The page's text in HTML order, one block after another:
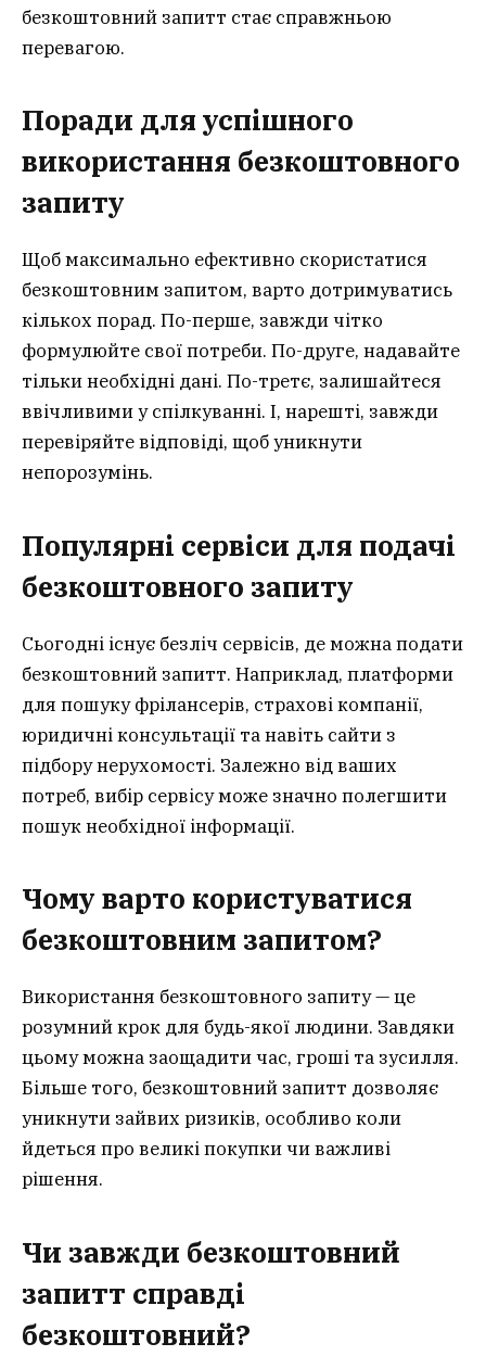
безкоштовний запитт стає справжньою
перевагою.
Поради для успішного
використання безкоштовного
запиту
Щоб максимально ефективно скористатися
безкоштовним запитом, варто дотримуватись
кількох порад. По-перше, завжди чітко
формулюйте свої потреби. По-друге, надавайте
тільки необхідні дані. По-третє, залишайтеся
ввічливими у спілкуванні. І, нарешті, завжди
перевіряйте відповіді, щоб уникнути
непорозумінь.
Популярні сервіси для подачі
безкоштовного запиту
Сьогодні існує безліч сервісів, де можна подати
безкоштовний запитт. Наприклад, платформи
для пошуку фрілансерів, страхові компанії,
юридичні консультації та навіть сайти з
підбору нерухомості. Залежно від ваших
потреб, вибір сервісу може значно полегшити
пошук необхідної інформації.
Чому варто користуватися
безкоштовним запитом?
Використання безкоштовного запиту — це
розумний крок для будь-якої людини. Завдяки
цьому можна заощадити час, гроші та зусилля.
Більше того, безкоштовний запитт дозволяє
уникнути зайвих ризиків, особливо коли
йдеться про великі покупки чи важливі
рішення.
Чи завжди безкоштовний
запитт справді
безкоштовний?